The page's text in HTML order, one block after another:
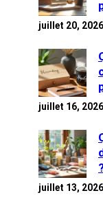
juillet 20, 2026
juillet 16, 2026
juillet 13, 2026